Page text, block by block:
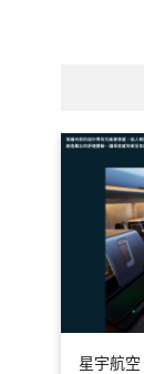
星宇航